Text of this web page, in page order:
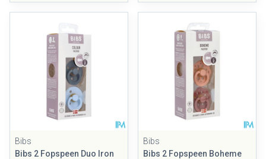
Bibs
Bibs 2 Fopspeen Duo Iron
Bibs
Bibs 2 Fopspeen Boheme